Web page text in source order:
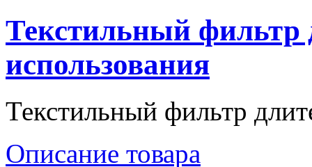
Текстильный фильтр
использования
Текстильный фильтр
Описание товара